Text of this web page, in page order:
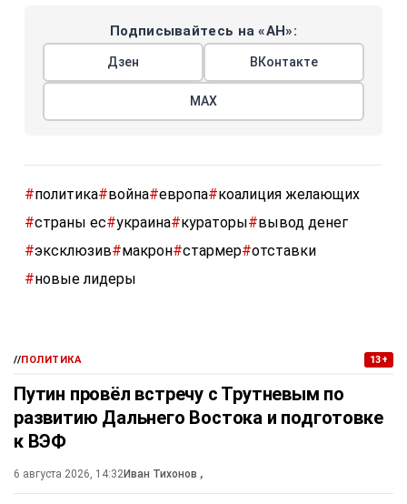
Подписывайтесь на «АН»:
Дзен ВКонтакте
МАХ
#политика#война#европа#коалиция желающих
#страны ес#украина#кураторы#вывод денег
#эксклюзив#макрон#стармер#отставки
#новые лидеры
//ПОЛИТИКА 13+
Путин провёл встречу с Трутневым по
развитию Дальнего Востока и подготовке
к ВЭФ
6 августа 2026, 14:32Иван Тихонов ,